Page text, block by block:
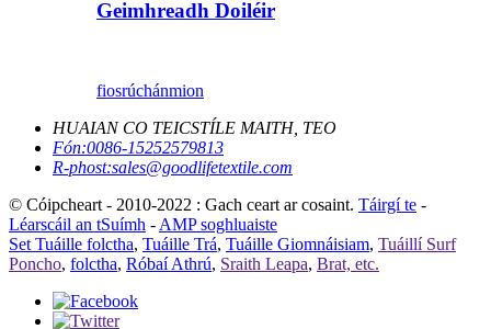
Geimhreadh Doiléir
fiosrúchánmion
HUAIAN CO TEICSTÍLE MAITH, TEO
Fón:0086-15252579813
R-phost:sales@goodlifetextile.com
© Cóipcheart - 2010-2022 : Gach ceart ar cosaint. Táirgí te -
Léarscáil an tSuímh - AMP soghluaiste
Set Tuáille folctha, Tuáille Trá, Tuáille Giomnáisiam, Tuáillí Surf
Poncho, folctha, Róbaí Athrú, Sraith Leapa, Brat, etc.